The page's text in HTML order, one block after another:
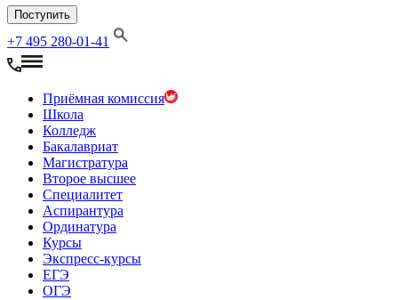
Поступить
+7 495 280-01-41
Приёмная комиссия
Школа
Колледж
Бакалавриат
Магистратура
Второе высшее
Специалитет
Аспирантура
Ординатура
Курсы
Экспресс-курсы
ЕГЭ
ОГЭ